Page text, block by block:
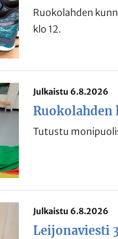
Ruokolahden
klo 12.
Julkaistu 6.8.2026
Tutustu
Julkaistu 6.8.2026
Leijonaviesti